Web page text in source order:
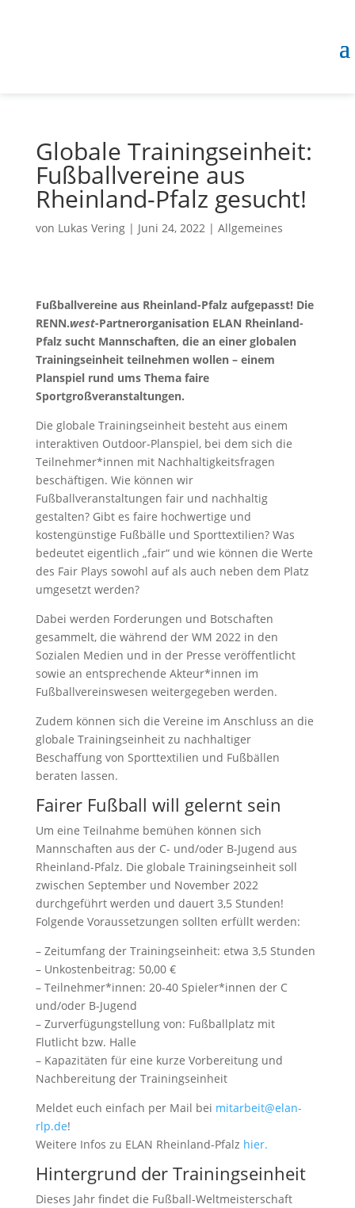
Globale Trainingseinheit:
Fußballvereine aus
Rheinland-Pfalz gesucht!
von Lukas Vering| Juni 24, 2022| Allgemeines
Fußballvereine aus Rheinland-Pfalz aufgepasst! Die
RENN.west-Partnerorganisation ELAN Rheinland-
Pfalz sucht Mannschaften, die an einer globalen
Trainingseinheit teilnehmen wollen – einem
Planspiel rund ums Thema faire
Sportgroßveranstaltungen.
Die globale Trainingseinheit besteht aus einem
interaktiven Outdoor-Planspiel, bei dem sich die
Teilnehmer*innen mit Nachhaltigkeitsfragen
beschäftigen. Wie können wir
Fußballveranstaltungen fair und nachhaltig
gestalten? Gibt es faire hochwertige und
kostengünstige Fußbälle und Sporttextilien? Was
bedeutet eigentlich „fair“ und wie können die Werte
des Fair Plays sowohl auf als auch neben dem Platz
umgesetzt werden?
Dabei werden Forderungen und Botschaften
gesammelt, die während der WM 2022 in den
Sozialen Medien und in der Presse veröffentlicht
sowie an entsprechende Akteur*innen im
Fußballvereinswesen weitergegeben werden.
Zudem können sich die Vereine im Anschluss an die
globale Trainingseinheit zu nachhaltiger
Beschaffung von Sporttextilien und Fußbällen
beraten lassen.
Fairer Fußball will gelernt sein
Um eine Teilnahme bemühen können sich
Mannschaften aus der C- und/oder B-Jugend aus
Rheinland-Pfalz. Die globale Trainingseinheit soll
zwischen September und November 2022
durchgeführt werden und dauert 3,5 Stunden!
Folgende Voraussetzungen sollten erfüllt werden:
– Zeitumfang der Trainingseinheit: etwa 3,5 Stunden
– Unkostenbeitrag: 50,00 €
– Teilnehmer*innen: 20-40 Spieler*innen der C
und/oder B-Jugend
– Zurverfügungstellung von: Fußballplatz mit
Flutlicht bzw. Halle
– Kapazitäten für eine kurze Vorbereitung und
Nachbereitung der Trainingseinheit
Meldet euch einfach per Mail bei mitarbeit@elan-
rlp.de!
Weitere Infos zu ELAN Rheinland-Pfalz hier.
Hintergrund der Trainingseinheit
Dieses Jahr findet die Fußball-Weltmeisterschaft